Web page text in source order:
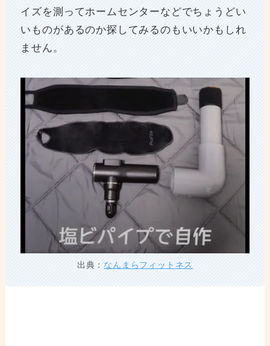
イズを測ってホームセンターなどでちょうどい
いものがあるのか探してみるのもいいかもしれ
ません。
出典： なんまらフィットネス